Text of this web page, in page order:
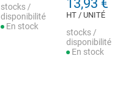
stocks /
disponibilité
En stock
13,93 €
HT / UNITÉ
stocks /
disponibilité
En stock